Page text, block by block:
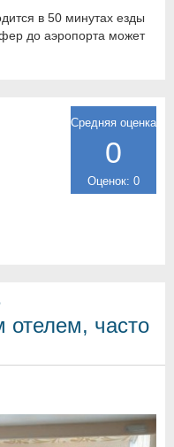
в 50 минутах езды
до аэропорта может
Средняя оценка
0
Оценок: 0
отелем, часто